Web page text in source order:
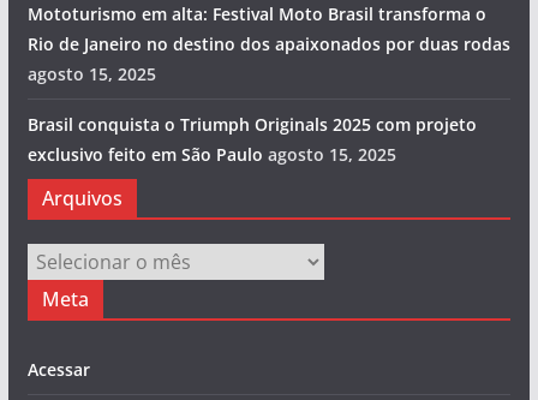
Mototurismo em alta: Festival Moto Brasil transforma o
Rio de Janeiro no destino dos apaixonados por duas rodas
agosto 15, 2025
Brasil conquista o Triumph Originals 2025 com projeto
exclusivo feito em São Paulo agosto 15, 2025
Arquivos
Arquivos
Meta
Acessar